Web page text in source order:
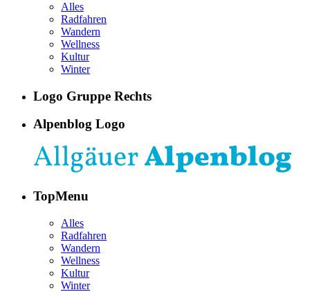
Alles
Radfahren
Wandern
Wellness
Kultur
Winter
Logo Gruppe Rechts
Alpenblog Logo
TopMenu
Alles
Radfahren
Wandern
Wellness
Kultur
Winter